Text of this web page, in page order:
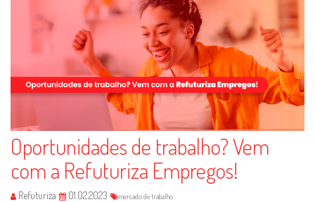
Oportunidades de trabalho? Vem
com a Refuturiza Empregos!
Refuturiza 01.02.2023 mercado de trabalho